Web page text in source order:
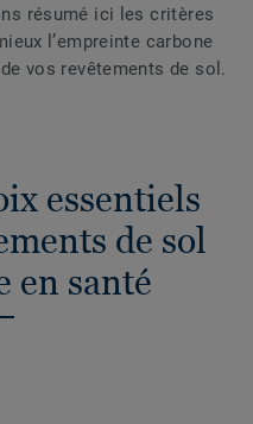
résumé ici les critères
l’empreinte carbone
vos revêtements de sol.
essentiels
de sol
en santé